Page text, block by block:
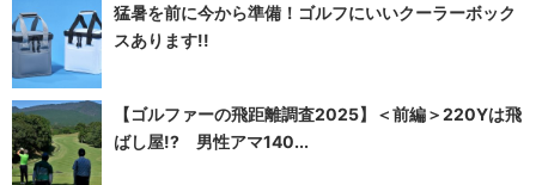
猛暑を前に今から準備！ゴルフにいいクーラーボック
スあります!!
【ゴルファーの飛距離調査2025】＜前編＞220Yは飛
ばし屋!? 男性アマ140...